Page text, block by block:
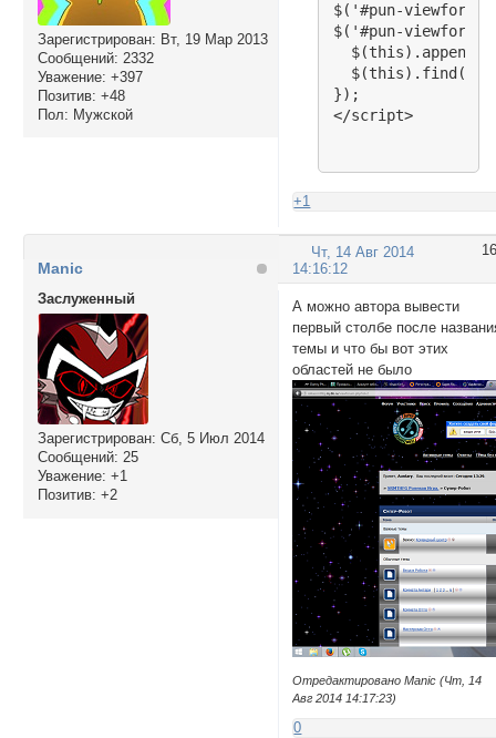
Зарегистрирован: Вт, 19 Мар 2013
Сообщений: 2332
Уважение: +397
Позитив: +48
Пол: Мужской
$('#pun-
$('#pun-
});
</script>
+1
16
Чт, 14 Авг 2014
14:16:12
Manic
Заслуженный
Зарегистрирован: Сб, 5 Июл 2014
Сообщений: 25
Уважение: +1
Позитив: +2
А можно автора вывести
первый столбе после
темы и что бы вот этих
областей не было
Отредактировано Manic (Чт, 14
Авг 2014 14:17:23)
0